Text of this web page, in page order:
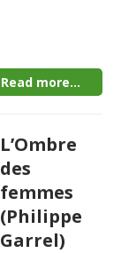
Read more...
L’Ombre
des
femmes
(Philippe
Garrel)